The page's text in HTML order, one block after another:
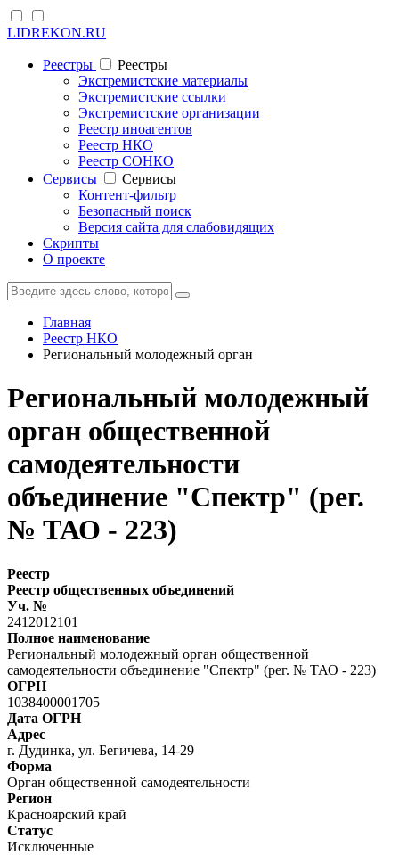
LIDREKON.RU
Реестры
Реестры
Экстремистские материалы
Экстремистские ссылки
Экстремистские организации
Реестр иноагентов
Реестр НКО
Реестр СОНКО
Cервисы
Cервисы
Контент-фильтр
Безопасный поиск
Версия сайта для слабовидящих
Скрипты
О проекте
Главная
Реестр НКО
Региональный молодежный орган
Региональный молодежный
орган общественной
самодеятельности
объединение "Спектр" (рег.
№ ТАО - 223)
Реестр
Реестр общественных объединений
Уч. №
2412012101
Полное наименование
Региональный молодежный орган общественной
самодеятельности объединение "Спектр" (рег. № ТАО - 223)
ОГРН
1038400001705
Дата ОГРН
Адрес
г. Дудинка, ул. Бегичева, 14-29
Форма
Орган общественной самодеятельности
Регион
Красноярский край
Статус
Исключенные